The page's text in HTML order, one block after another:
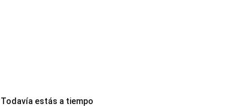
Todavía estás a tiempo